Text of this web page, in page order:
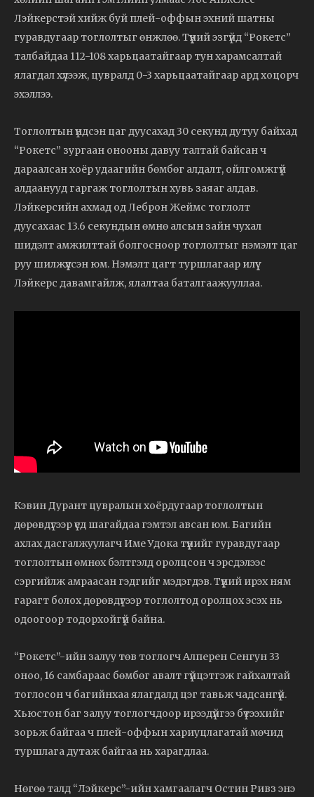
Лэйкерстэй хийж буй плей-оффын эхний шатны
гуравдугаар тоглолтыг өнжлөө. Түүний эзгүйд “Рокетс”
талбайдаа 112-108 харьцаатайгаар тун харамсалтай
ялагдал хүлээж, цувралд 0-3 харьцаатайгаар ард хоцорч
эхэллээ.
Тоглолтын үндсэн цаг дуусахад 30 секунд дутуу байхад
“Рокетс” зургаан онооны давуу талтай байсан ч
дараалсан хоёр удаагийн бөмбөг алдалт, ойлгомжгүй
алдаанууд гаргаж тоглолтын хувь заяаг алдав.
Лэйкерсийн ахмад од Леброн Жеймс тоглолт
дуусахаас 13.6 секундын өмнө алсын зайн чухал
шидэлт амжилттай болгосноор тоглолтыг нэмэлт цаг
руу шилжүүлсэн юм. Нэмэлт цагт туршлагаар илүү
Лэйкерс давамгайлж, ялалтаа баталгаажууллаа.
Кэвин Дурант цувралын хоёрдугаар тоглолтын
дөрөвдүгээр үед шагайдаа гэмтэл авсан юм. Багийн
ахлах дасгалжуулагч Име Удока түүнийг гуравдугаар
тоглолтын өмнөх бэлтгэлд оролцсон ч эрсдэлээс
сэргийлж амраасан гэдгийг мэдэгдэв. Түүний ирэх ням
гарагт болох дөрөвдүгээр тоглолтод оролцох эсэх нь
одоогоор тодорхойгүй байна.
“Рокетс”-ийн залуу төв тоглогч Алперен Сенгун 33
оноо, 16 самбараас бөмбөг авалт гүйцэтгэж гайхалтай
тоглосон ч багийнхаа ялагдалд цэг тавьж чадсангүй.
Хьюстон баг залуу тоглогчдоор ирээдүйгээ бүтээхийг
зорьж байгаа ч плей-оффын хариуцлагатай мөчид
туршлага дутаж байгаа нь харагдлаа.
Нөгөө талд “Лэйкерс”-ийн хамгаалагч Остин Ривз энэ